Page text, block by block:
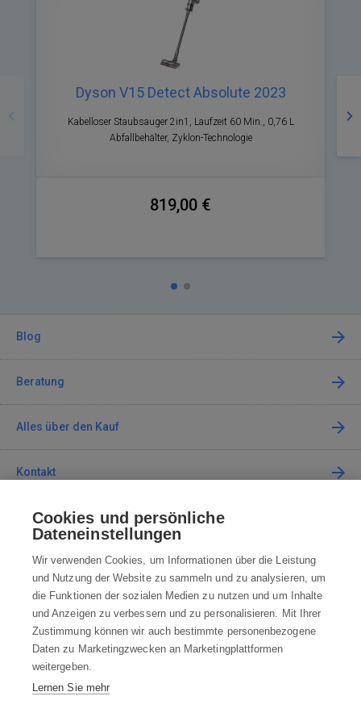
Dyson V15 Detect Absolute 2023
Kabelloser Staubsauger 2in1, Laufzeit 60 Min., 0,76 L
Abfallbehälter, Zyklon-Technologie
819,00 €
Blog
Beratung
Alles über den Kauf
Kontakt
Kontaktieren Sie uns
info@robotworld.de
+49 25 197 159 962 Mo-Fr 8:00—16:00 Uhr
ALLE KONTAKTE
WIDERRUFSBELEHRUNG
Cookies und persönliche
Dateneinstellungen
Wir verwenden Cookies, um Informationen über die Leistung
und Nutzung der Website zu sammeln und zu analysieren, um
die Funktionen der sozialen Medien zu nutzen und um Inhalte
und Anzeigen zu verbessern und zu personalisieren. Mit Ihrer
Zustimmung können wir auch bestimmte personenbezogene
Daten zu Marketingzwecken an Marketingplattformen
weitergeben.
Lernen Sie mehr